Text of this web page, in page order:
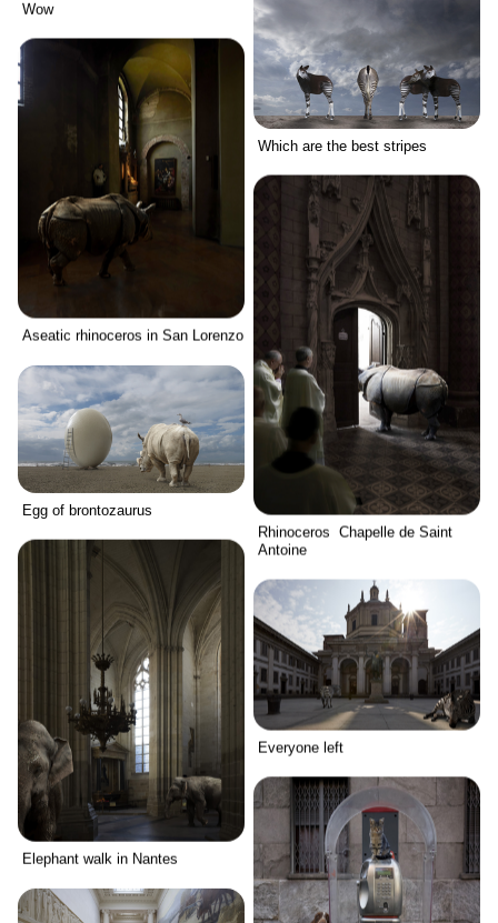
Wow
Which are the best stripes
Aseatic rhinoceros in San Lorenzo
Rhinoceros Chapelle de Saint
Antoine
Egg of brontozaurus
Elephant walk in Nantes
Everyone left